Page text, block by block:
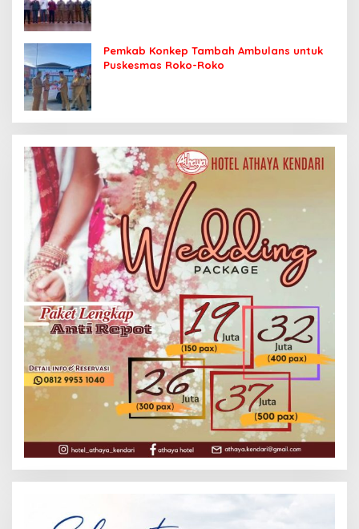
Pemkab Konkep Tambah Ambulans untuk
Puskesmas Roko-Roko